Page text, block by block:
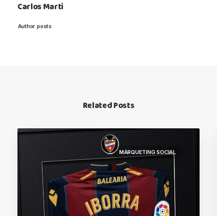
Carlos Marti
Author posts
Related Posts
MÀRQUETING SOCIAL